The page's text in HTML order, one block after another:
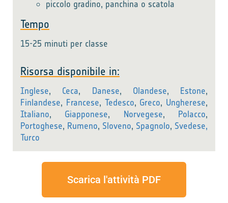
piccolo gradino, panchina o scatola
Tempo
15-25 minuti per classe
Risorsa disponibile in:
Inglese, Ceca, Danese, Olandese, Estone,
Finlandese, Francese, Tedesco, Greco, Ungherese,
Italiano, Giapponese, Norvegese, Polacco,
Portoghese, Rumeno, Sloveno, Spagnolo, Svedese,
Turco
Scarica l'attività PDF